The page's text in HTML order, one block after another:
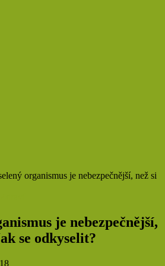
organismus je nebezpečnější, než si
je nebezpečnější,
se odkyselit?